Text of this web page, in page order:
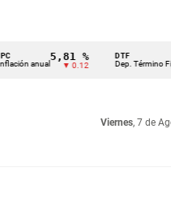
anual
5,81 %
▼ 0.12 Dep. Término Fijo
Viernes, 7 de